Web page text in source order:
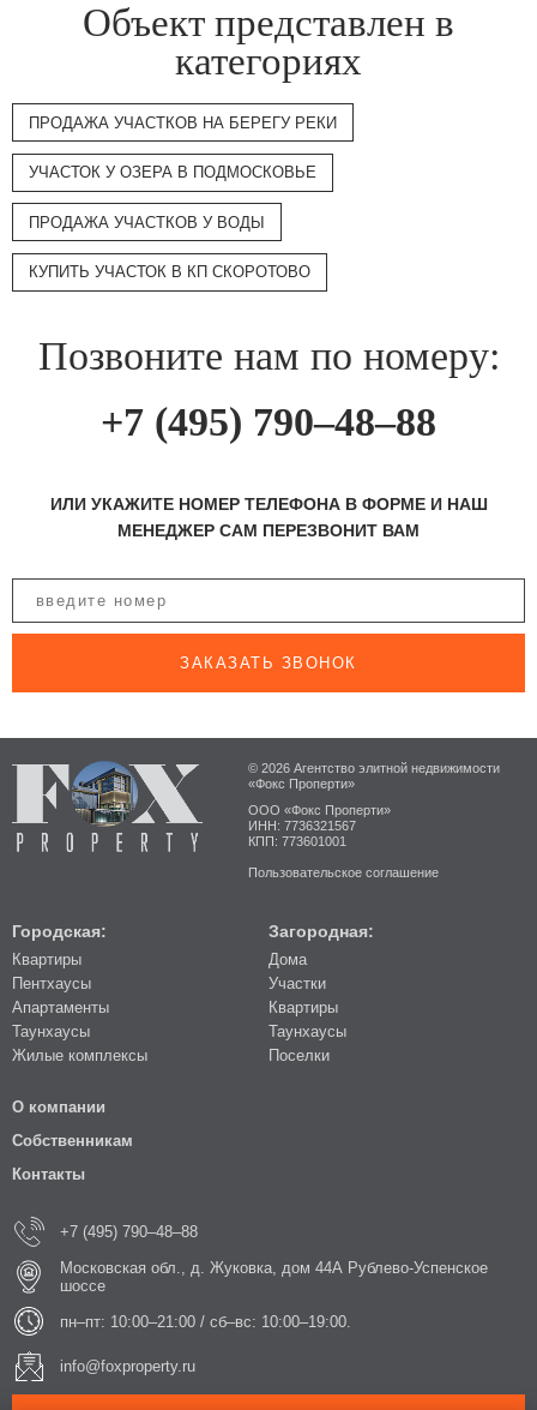
Объект представлен в
категориях
ПРОДАЖА УЧАСТКОВ НА БЕРЕГУ РЕКИ
УЧАСТОК У ОЗЕРА В ПОДМОСКОВЬЕ
ПРОДАЖА УЧАСТКОВ У ВОДЫ
КУПИТЬ УЧАСТОК В КП СКОРОТОВО
Позвоните нам по номеру:
+7 (495) 790–48–88
ИЛИ УКАЖИТЕ НОМЕР ТЕЛЕФОНА В ФОРМЕ И НАШ
МЕНЕДЖЕР САМ ПЕРЕЗВОНИТ ВАМ
ЗАКАЗАТЬ ЗВОНОК
© 2026 Агентство элитной недвижимости
«Фокс Проперти»
ООО «Фокс Проперти»
ИНН: 7736321567
КПП: 773601001
Пользовательское соглашение
Городская:
Квартиры
Пентхаусы
Апартаменты
Таунхаусы
Жилые комплексы
Загородная:
Дома
Участки
Квартиры
Таунхаусы
Поселки
О компании
Собственникам
Контакты
+7 (495) 790–48–88
Московская обл., д. Жуковка, дом 44А Рублево-Успенское
шоссе
пн–пт: 10:00–21:00 / сб–вс: 10:00–19:00.
info@foxproperty.ru